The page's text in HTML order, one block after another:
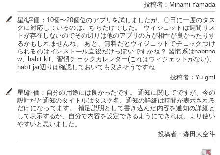
投稿者：Minami Yamada
星4評価：10個〜20個位のアプリを試しましたが、〇日に一度のタス
クに対応しているのはこちらだけでした。 ウィジェットは週間リス
トが存在しないのでその辺りは他のアプリの方が相性が良かったりす
るかもしれませんね。 あと、無料だとウィジェットでチェックつけ
られるのはインストール直後だけっぽいですかね？ 習慣系はhabitno
w、habit kit、習慣チェックカレンダー(これはウィジェットがない)、
habit jar辺りは確認しておいても良さそうですね
投稿者：Yu gml
星5評価：自分の用途には良かったです。 通知に関してですが、今の
設計だと通知のタイトルはタスク名、通知の詳細は時間が表示される
だけになってます。 補足説明として書き込んだ内容を通知の詳細と
して表示するか、自分で内容を設定できるようにできれば、より使い
やすいと思いました。
投稿者：森田大空斗